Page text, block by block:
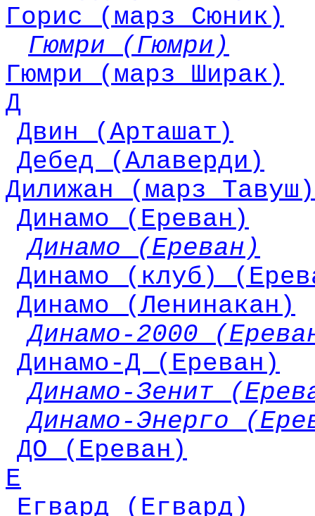
Горис (марз Сюник)
Гюмри (Гюмри)
Гюмри (марз Ширак)
Д
Двин (Арташат)
Дебед (Алаверди)
Дилижан (марз Тавуш)
Динамо (Ереван)
Динамо (Ереван)
Динамо (клуб)
Динамо (Ленинакан)
Динамо-2000
Динамо-Д (Ереван)
Динамо-Зенит
Динамо-Энерго
ДО (Ереван)
Е
Егвард (Егвард)